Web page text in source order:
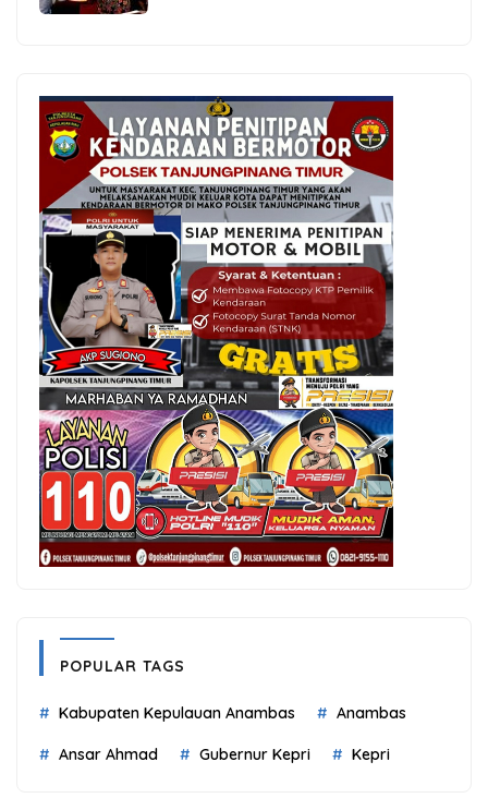
POPULAR TAGS
Kabupaten Kepulauan Anambas Anambas
Ansar Ahmad Gubernur Kepri Kepri